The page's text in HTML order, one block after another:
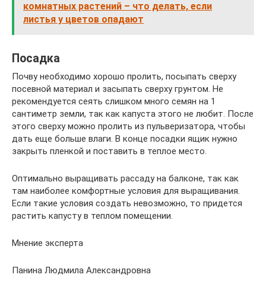
комнатных растений – что делать, если
листья у цветов опадают
Посадка
Почву необходимо хорошо пролить, посыпать сверху
посевной материал и засыпать сверху грунтом. Не
рекомендуется сеять слишком много семян на 1
сантиметр земли, так как капуста этого не любит. После
этого сверху можно пролить из пульверизатора, чтобы
дать еще больше влаги. В конце посадки ящик нужно
закрыть пленкой и поставить в теплое место.
Оптимально выращивать рассаду на балконе, так как
там наиболее комфортные условия для выращивания.
Если такие условия создать невозможно, то придется
растить капусту в теплом помещении.
Мнение эксперта
Панина Людмила Александровна